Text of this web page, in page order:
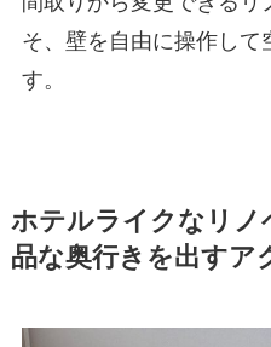
そ、壁を自由に操作して
す。
ホテルライクなリ
品な奥行きを出すア